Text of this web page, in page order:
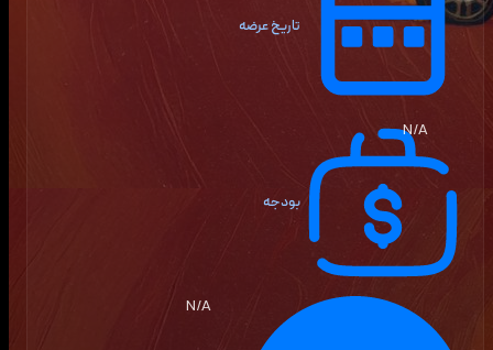
تاریخ عرضه
بودجه
N/A
N/A